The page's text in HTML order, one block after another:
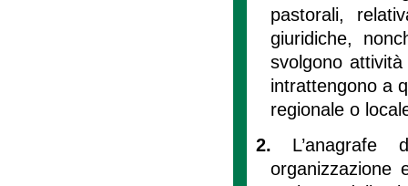
pastorali,
giuridiche,
svolgono
intrattengono a
regionale o
2.
organizzazione